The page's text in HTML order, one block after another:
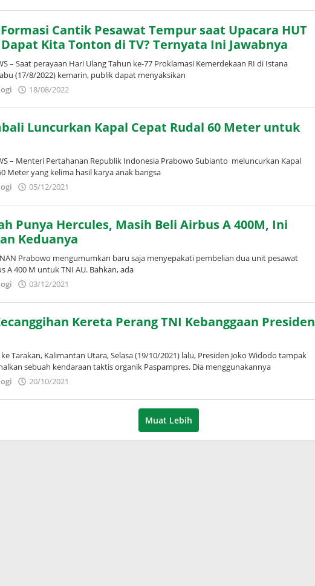
Cantik Pesawat Tempur saat Upacara HUT
Kita Tonton di TV? Ternyata Ini Jawabnya
– Saat perayaan Hari Ulang Tahun ke-77 Proklamasi Kemerdekaan RI di Istana
(17/8/2022) kemarin, publik dapat menyaksikan
18/08/2022
Luncurkan Kapal Cepat Rudal 60 Meter untuk
– Menteri Pertahanan Republik Indonesia Prabowo Subianto meluncurkan Kapal
Meter yang kelima hasil karya anak bangsa
05/12/2021
Punya Hercules, Masih Beli Airbus A 400M, Ini
Keduanya
Prabowo mengumumkan baru saja menyepakati pembelian dua unit pesawat
A 400 M untuk TNI AU. Bahkan, ada
03/12/2021
Kereta Perang TNI Kebanggaan Presiden
Tarakan, Kalimantan Utara, Selasa (19/10/2021) lalu, Presiden Joko Widodo tampak
sebuah kendaraan taktis organik Paspampres. Dia menggunakannya
20/10/2021
Muat Lebih